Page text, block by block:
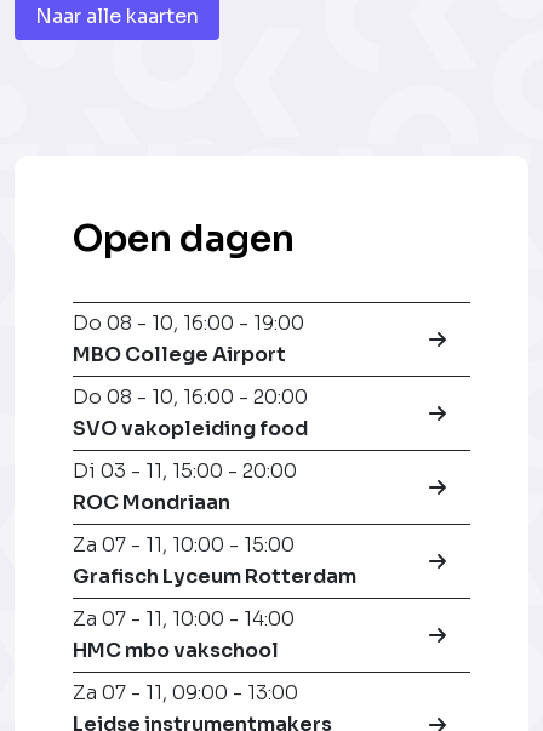
Naar alle kaarten
Open dagen
Do 08 - 10, 16:00 - 19:00
MBO College Airport
Do 08 - 10, 16:00 - 20:00
SVO vakopleiding food
Di 03 - 11, 15:00 - 20:00
ROC Mondriaan
Za 07 - 11, 10:00 - 15:00
Grafisch Lyceum Rotterdam
Za 07 - 11, 10:00 - 14:00
HMC mbo vakschool
Za 07 - 11, 09:00 - 13:00
Leidse instrumentmakers